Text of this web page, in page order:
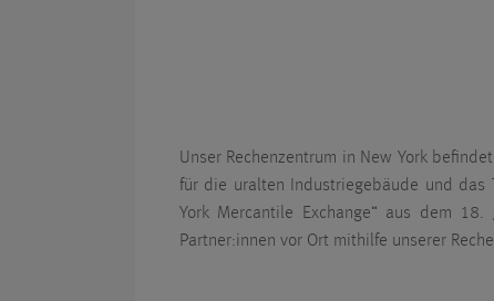
Unser Rechenzentrum in New York
für die uralten Industriegebäude und das
York Mercantile Exchange“ aus dem
Partner:innen vor Ort mithilfe unserer